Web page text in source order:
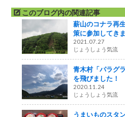
このブログ内の関連記事
薪山のコナラ再
策に参加してき
2021.07.27
じょうしょう気流
青木村「パラグ
を飛びました！
2020.11.24
じょうしょう気流
うまいものスタ